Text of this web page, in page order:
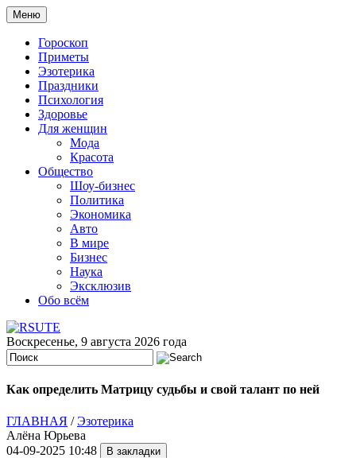
Меню
Гороскоп
Приметы
Эзотерика
Праздники
Психология
Здоровье
Для женщин
Мода
Красота
Общество
Шоу-бизнес
Политика
Экономика
Авто
В мире
Бизнес
Наука
Эксклюзив
Обо всём
Воскресенье, 9 августа 2026 года
Как определить Матрицу судьбы и свой талант по ней
ГЛАВНАЯ /Эзотерика
Алёна Юрьева
04-09-2025 10:48